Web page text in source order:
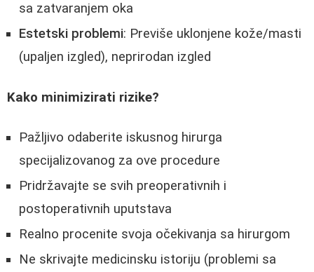
sa zatvaranjem oka
Estetski problemi: Previše uklonjene kože/masti
(upaljen izgled), neprirodan izgled
Kako minimizirati rizike?
Pažljivo odaberite iskusnog hirurga
specijalizovanog za ove procedure
Pridržavajte se svih preoperativnih i
postoperativnih uputstava
Realno procenite svoja očekivanja sa hirurgom
Ne skrivajte medicinsku istoriju (problemi sa